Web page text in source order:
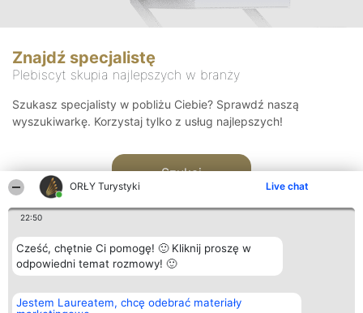
ORŁY Turystyki Live chat
22:50
Cześć, chętnie Ci pomogę! 🙂 Kliknij proszę w
odpowiedni temat rozmowy! 🙂
Jestem Laureatem, chcę odebrać materiały
Znajdź specjalistę
Plebiscyt skupia najlepszych w branży
Szukasz specjalisty w pobliżu Ciebie? Sprawdź naszą
wyszukiwarkę. Korzystaj tylko z usług najlepszych!
Szukaj
Organizator plebiscytu
Bright Side Solutions sp. z o.
Plebiscyt
Laureaci
Kontakt
Kontakt